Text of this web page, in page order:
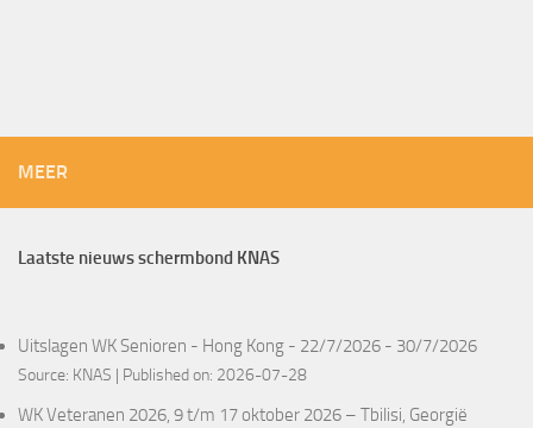
MEER
Laatste nieuws schermbond KNAS
Uitslagen WK Senioren - Hong Kong - 22/7/2026 - 30/7/2026
Source: KNAS Published on: 2026-07-28
WK Veteranen 2026, 9 t/m 17 oktober 2026 – Tbilisi, Georgië